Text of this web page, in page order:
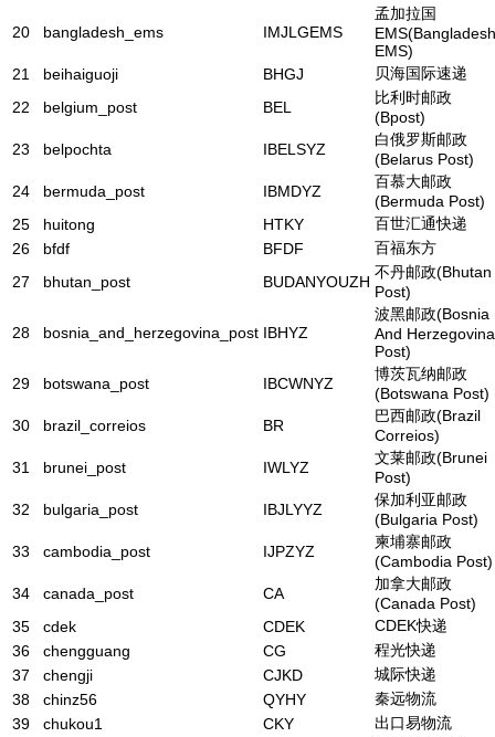
20 bangladesh_ems IMJLGEMS
孟加拉国
EMS(Bangladesh
EMS)
21
beihaiguoji BHGJ
贝海国际速递
22
belgium_post BEL
比利时邮政
(Bpost)
23
belpochta IBELSYZ
白俄罗斯邮政
(Belarus Post)
24
bermuda_post IBMDYZ
百慕大邮政
(Bermuda Post)
25
huitong HTKY
百世汇通快递
26
bfdf BFDF
百福东方
27
bhutan_post BUDANYOUZH
不丹邮政(Bhutan
Post)
28 bosnia_and_herzegovina_post IBHYZ
波黑邮政(Bosnia
And Herzegovina
Post)
29
botswana_post IBCWNYZ
博茨瓦纳邮政
(Botswana Post)
30
brazil_correios BR
巴西邮政(Brazil
Correios)
31
brunei_post IWLYZ
文莱邮政(Brunei
Post)
32
bulgaria_post IBJLYYZ
保加利亚邮政
(Bulgaria Post)
33
cambodia_post IJPZYZ
柬埔寨邮政
(Cambodia Post)
34
canada_post CA
加拿大邮政
(Canada Post)
35
cdek CDEK
CDEK快递
36
chengguang CG
程光快递
37
chengji CJKD
城际快递
38
chinz56 QYHY
秦远物流
39
chukou1 CKY
出口易物流